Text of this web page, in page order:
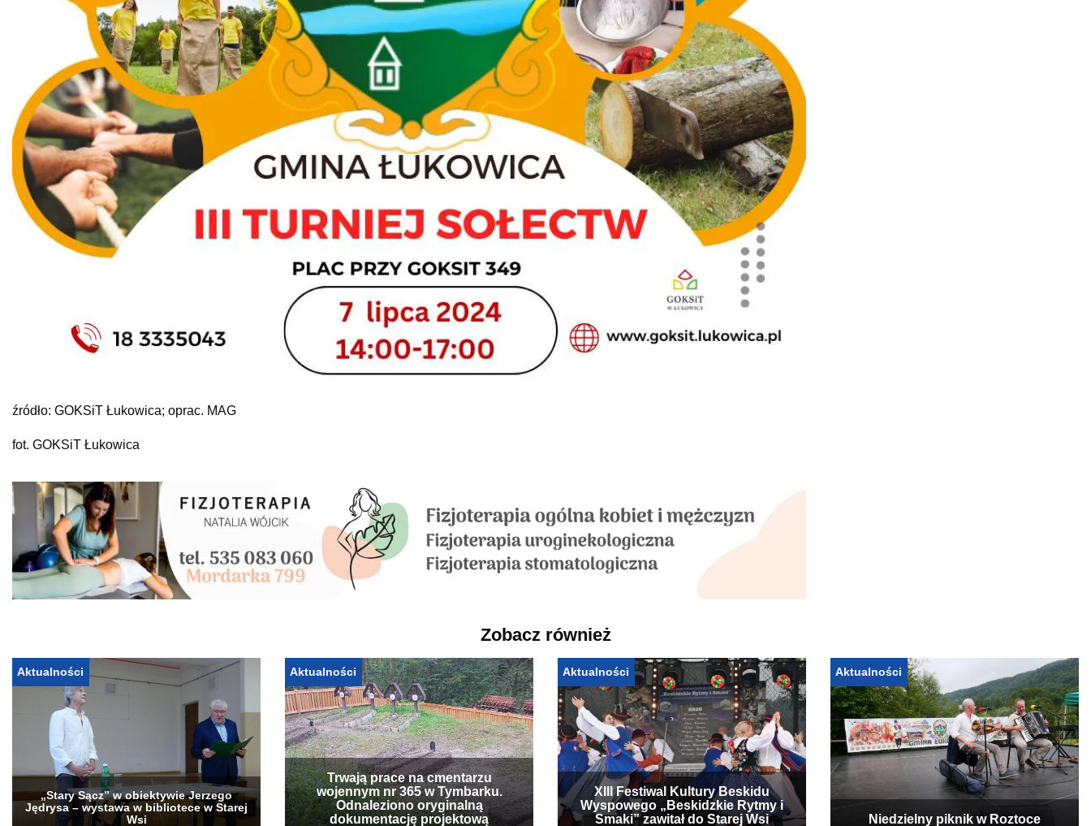
źródło: GOKSiT Łukowica; oprac. MAG
fot. GOKSiT Łukowica
Zobacz również
Aktualności
„Stary Sącz” w obiektywie Jerzego
Jędrysa – wystawa w bibliotece w Starej
Aktualności
Trwają prace na cmentarzu
wojennym nr 365 w Tymbarku.
Odnaleziono oryginalną
Aktualności
XIII Festiwal Kultury Beskidu
Wyspowego „Beskidzkie Rytmy i
Aktualności